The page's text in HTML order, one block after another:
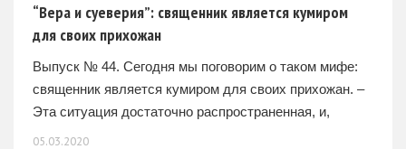
“Вера и суеверия”: священник является кумиром
для своих прихожан
Выпуск № 44. Сегодня мы поговорим о таком мифе:
священник является кумиром для своих прихожан. –
Эта ситуация достаточно распространенная, и,
честно говоря, меня зачастую пугает, когда я вижу,
05.03.2020